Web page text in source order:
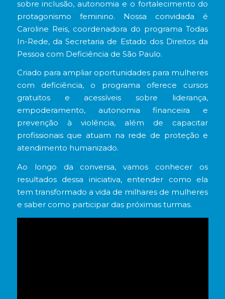
sobre inclusão, autonomia e o fortalecimento do
protagonismo feminino. Nossa convidada é
Caroline Reis, coordenadora do programa Todas
In-Rede, da Secretaria de Estado dos Direitos da
Pessoa com Deficiência de São Paulo.
Criado para ampliar oportunidades para mulheres
com deficiência, o programa oferece cursos
gratuitos e acessíveis sobre liderança,
empoderamento, autonomia financeira e
prevenção à violência, além de capacitar
profissionais que atuam na rede de proteção e
atendimento humanizado.
Ao longo da conversa, vamos conhecer os
resultados dessa iniciativa, entender como ela
tem transformado a vida de milhares de mulheres
e saber como participar das próximas turmas.